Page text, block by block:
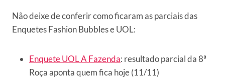
Não deixe de conferir como ficaram as parciais das
Enquetes Fashion Bubbles e UOL:
Enquete UOL A Fazenda: resultado parcial da 8ª
Roça aponta quem fica hoje (11/11)